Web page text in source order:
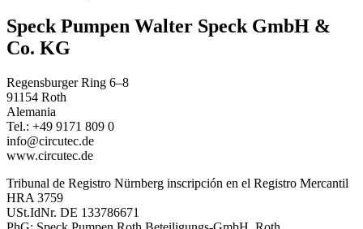
Speck Pumpen Walter Speck GmbH &
Co. KG
Regensburger Ring 6–8
91154 Roth
Alemania
Tel.: +49 9171 809 0
info@circutec.de
www.circutec.de
Tribunal de Registro Nürnberg inscripción en el Registro Mercantil
HRA 3759
USt.IdNr. DE 133786671